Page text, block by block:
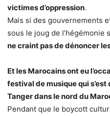
victimes d’oppression.
Mais si des gouvernements
sous le joug de l’hégémonie
ne craint pas de dénoncer
Et les Marocains ont eu
festival de musique qui
Tanger dans le nord du
Pendant que le boycott